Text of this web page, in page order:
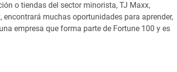
o tiendas del sector minorista, TJ Maxx,
encontrará muchas oportunidades para aprender,
empresa que forma parte de Fortune 100 y es